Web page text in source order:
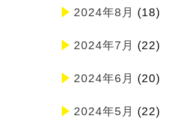
2024年8月 (18)
2024年7月 (22)
2024年6月 (20)
2024年5月 (22)